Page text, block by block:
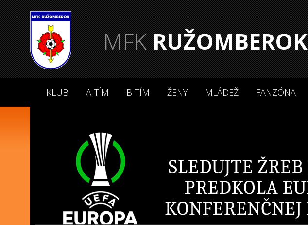
MFKRUŽOMBEROK
KLUB A-TÍM B-TÍM ŽENY MLÁDEŽ FANZÓNA